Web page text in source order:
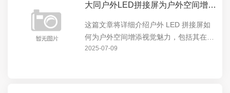
大同户外LED拼接屏为户外空间增添视觉魅力
这篇文章将详细介绍户外 LED 拼接屏如
何为户外空间增添视觉魅力，包括其在展
示动态内容、营造氛围等方面的卓越表
2025-07-09